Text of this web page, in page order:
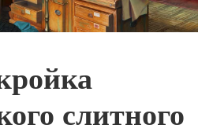
слитного